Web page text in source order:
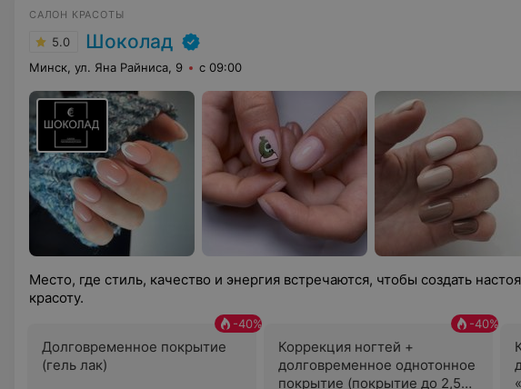
САЛОН КРАСОТЫ
5.0 Шоколад
Минск, ул. Яна Райниса, 9 с 09:00
Место, где стиль, качество и энергия встречаются, чтобы создать
красоту.
Долговременное покрытие
(гель лак)
-40%
Коррекция ногтей +
долговременное однотонное
покрытие (покрытие до 2,5
-40%